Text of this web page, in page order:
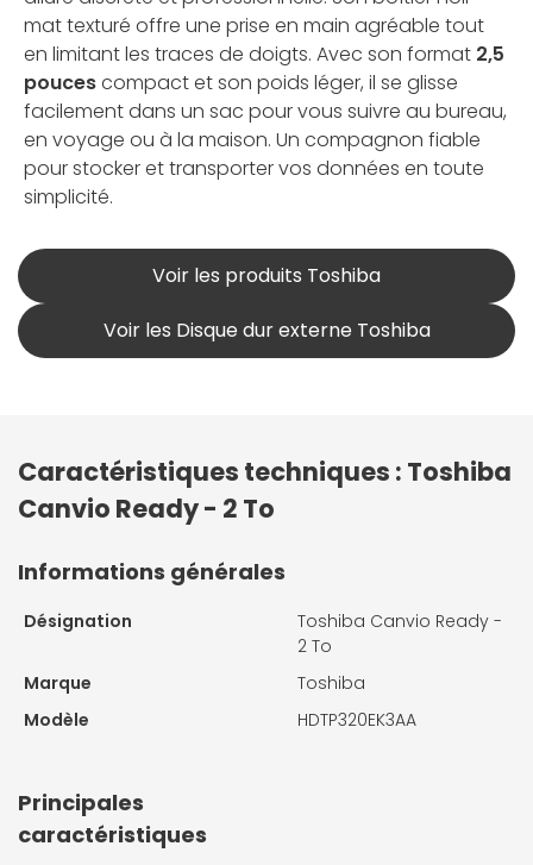
mat texturé offre une prise en main agréable tout
en limitant les traces de doigts. Avec son format 2,5
poucescompact et son poids léger, il se glisse
facilement dans un sac pour vous suivre au bureau,
en voyage ou à la maison. Un compagnon fiable
pour stocker et transporter vos données en toute
simplicité.
Voir les produits Toshiba
Voir les Disque dur externe Toshiba
Caractéristiques techniques : Toshiba
Canvio Ready - 2 To
Informations générales
Désignation
Toshiba Canvio Ready -
2 To
Marque
Toshiba
Modèle
HDTP320EK3AA
Principales
caractéristiques